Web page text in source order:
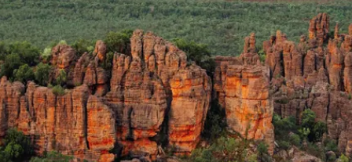
必
訪
景
點
最
受
歡
迎
目
的
地
池園
保
護
區
克
瀑
布
唐
納
國
家
公
園
體
驗
旅
客
類
型
營遊
規
劃
和
預
訂
卡卡杜國家公園
周邊目的地